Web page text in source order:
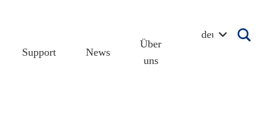
Support News
Über
uns
deutsch